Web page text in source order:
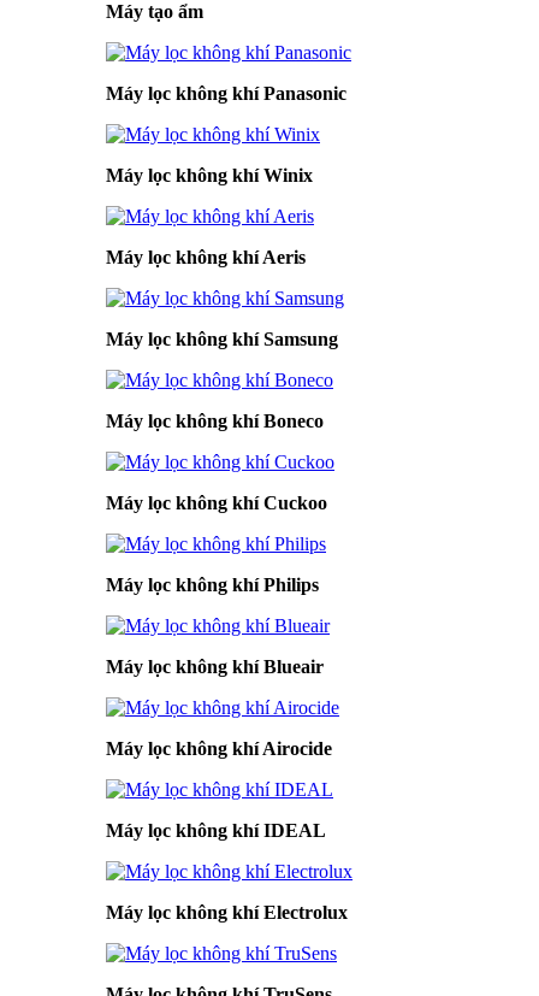
Máy tạo ẩm
Máy lọc không khí Panasonic
Máy lọc không khí Winix
Máy lọc không khí Aeris
Máy lọc không khí Samsung
Máy lọc không khí Boneco
Máy lọc không khí Cuckoo
Máy lọc không khí Philips
Máy lọc không khí Blueair
Máy lọc không khí Airocide
Máy lọc không khí IDEAL
Máy lọc không khí Electrolux